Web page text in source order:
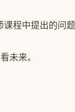
程中提出的问题
未来。